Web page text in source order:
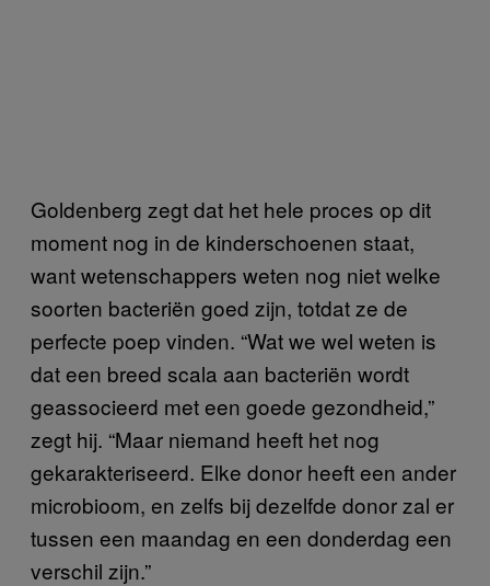
Goldenberg zegt dat het hele proces op dit
moment nog in de kinderschoenen staat,
want wetenschappers weten nog niet welke
soorten bacteriën goed zijn, totdat ze de
perfecte poep vinden. “Wat we wel weten is
dat een breed scala aan bacteriën wordt
geassocieerd met een goede gezondheid,”
zegt hij. “Maar niemand heeft het nog
gekarakteriseerd. Elke donor heeft een ander
microbioom, en zelfs bij dezelfde donor zal er
tussen een maandag en een donderdag een
verschil zijn.”